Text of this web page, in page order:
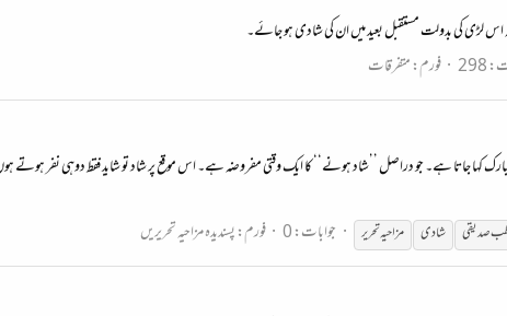
لڑی کی بدولت مستقبل بعید میں ان کی شادی ہو جائے۔
فورم:متفرقات
کہا جاتا ہے۔ جو دراصل ’’شاد ہونے‘‘ کا ایک وقتی مفروضہ ہے۔ اس موقع پر شاد تو شاید فقط دوہی نفر ہوتے
صدیقی شادی مزاحیہ تحریر جوابات: 0 فورم:پسندیدہ مزاحیہ تحریریں